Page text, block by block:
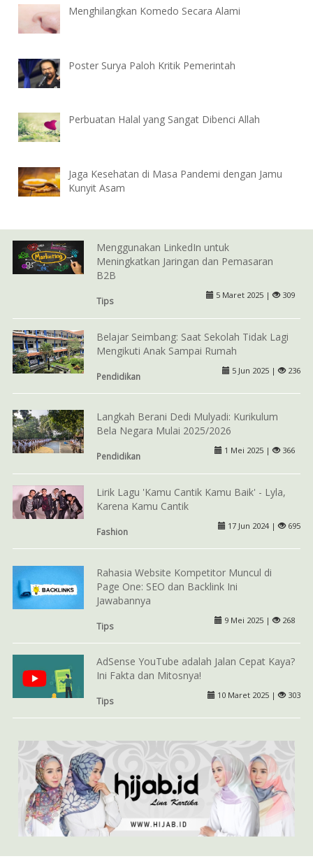
Menghilangkan Komedo Secara Alami
Poster Surya Paloh Kritik Pemerintah
Perbuatan Halal yang Sangat Dibenci Allah
Jaga Kesehatan di Masa Pandemi dengan Jamu
Kunyit Asam
Menggunakan LinkedIn untuk
Meningkatkan Jaringan dan Pemasaran
B2B
Tips
5 Maret 2025 | 309
Belajar Seimbang: Saat Sekolah Tidak Lagi
Mengikuti Anak Sampai Rumah
Pendidikan
5 Jun 2025 | 236
Langkah Berani Dedi Mulyadi: Kurikulum
Bela Negara Mulai 2025/2026
Pendidikan
1 Mei 2025 | 366
Lirik Lagu 'Kamu Cantik Kamu Baik' - Lyla,
Karena Kamu Cantik
Fashion
17 Jun 2024 | 695
Rahasia Website Kompetitor Muncul di
Page One: SEO dan Backlink Ini
Jawabannya
Tips
9 Mei 2025 | 268
AdSense YouTube adalah Jalan Cepat Kaya?
Ini Fakta dan Mitosnya!
Tips
10 Maret 2025 | 303